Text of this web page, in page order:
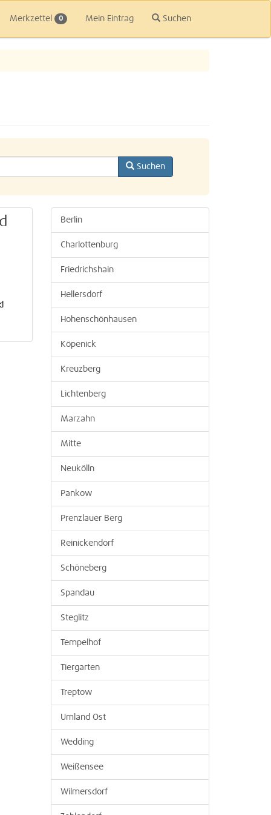
Merkzettel 0 Mein Eintrag Suchen
Suchen
Berlin
Charlottenburg
Friedrichshain
Hellersdorf
Hohenschönhausen
Köpenick
Kreuzberg
Lichtenberg
Marzahn
Mitte
Neukölln
Pankow
Prenzlauer Berg
Reinickendorf
Schöneberg
Spandau
Steglitz
Tempelhof
Tiergarten
Treptow
Umland Ost
Wedding
Weißensee
Wilmersdorf